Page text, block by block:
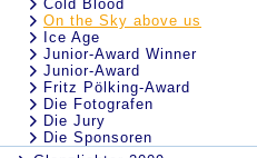
Cold Blood
On the Sky above us
Ice Age
Junior-Award Winner
Junior-Award
Fritz Pölking-Award
Die Fotografen
Die Jury
Die Sponsoren